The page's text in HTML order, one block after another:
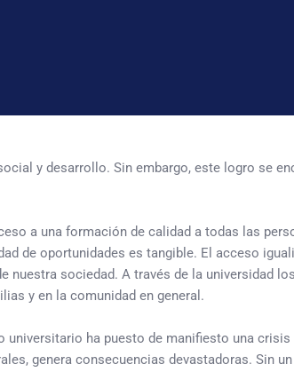
y desarrollo. Sin embargo, este logro se
a una formación de calidad a todas las
de oportunidades es tangible. El acceso
nuestra sociedad. A través de la universidad
y en la comunidad en general.
ha puesto de manifiesto una
genera consecuencias devastadoras. Sin